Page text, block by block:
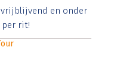
tristique posuere.
vrijblijvend en onder
per rit!